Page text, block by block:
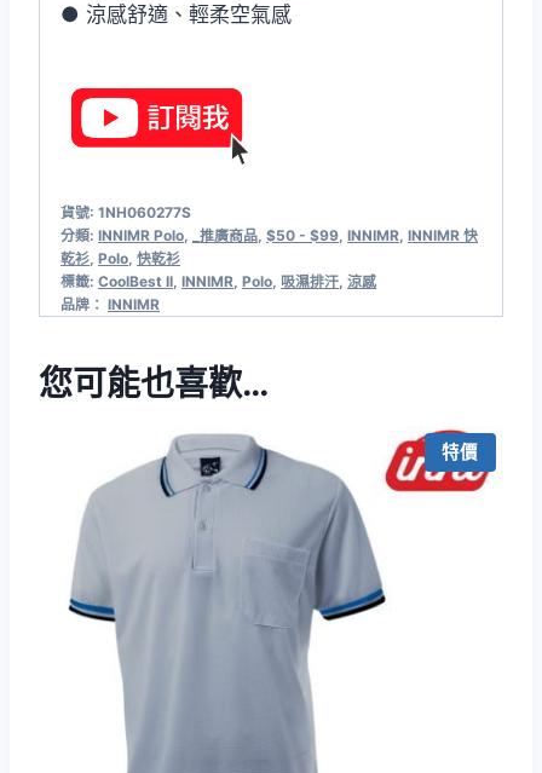
● 涼感舒適、輕柔空氣感
貨號: 1NH060277S
分類: INNIMR Polo, _推廣商品, $50 - $99, INNIMR, INNIMR 快
乾衫, Polo, 快乾衫
標籤: CoolBest II, INNIMR, Polo, 吸濕排汗, 涼感
品牌： INNIMR
您可能也喜歡…
特價